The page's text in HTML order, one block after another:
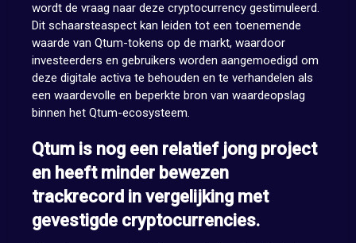
wordt de vraag naar deze cryptocurrency gestimuleerd.
Dit schaarsteaspect kan leiden tot een toenemende
waarde van Qtum-tokens op de markt, waardoor
investeerders en gebruikers worden aangemoedigd om
deze digitale activa te behouden en te verhandelen als
een waardevolle en beperkte bron van waardeopslag
binnen het Qtum-ecosysteem.
Qtum is nog een relatief jong project
en heeft minder bewezen
trackrecord in vergelijking met
gevestigde cryptocurrencies.